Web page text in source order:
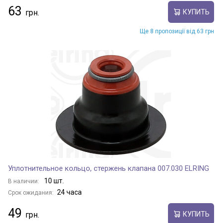
63 КУПИТЬ
Ще 8 пропозиції від 63 грн
Уплотнительное кольцо, стержень клапана 007.030 ELRING
В наличии: 10 шт.
Срок ожидания: 24 часа
49 КУПИТЬ